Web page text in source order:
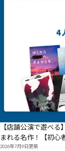
【店舗公演で遊べ
まれる名作！【初心
2026年7月9日更新